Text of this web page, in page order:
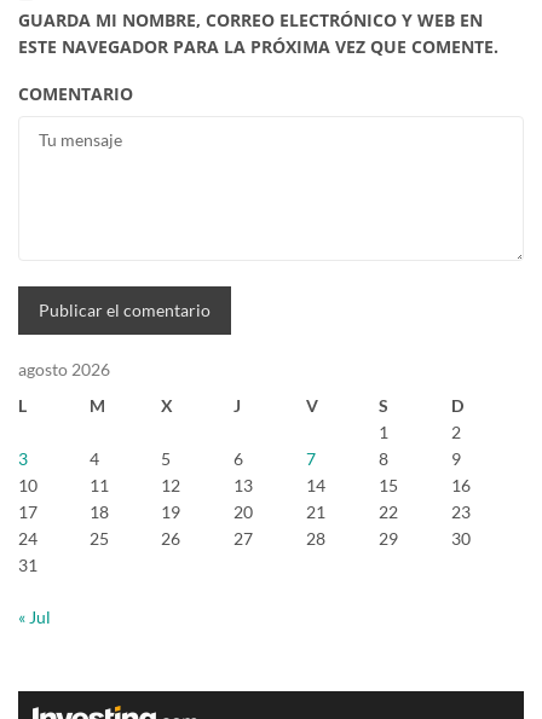
GUARDA MI NOMBRE, CORREO ELECTRÓNICO Y WEB EN
ESTE NAVEGADOR PARA LA PRÓXIMA VEZ QUE COMENTE.
COMENTARIO
agosto 2026
L
M X J V S
D
1
2
3
4 5 6 7 8
9
10
11 12 13 14 15
16
17
18 19 20 21 22
23
24
25 26 27 28 29
30
31
« Jul